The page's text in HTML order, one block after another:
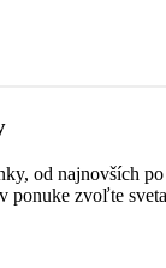
od najnovších po
ponuke zvoľte